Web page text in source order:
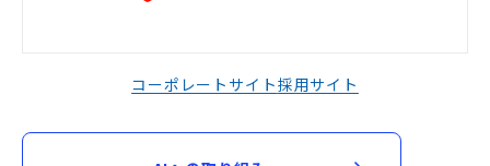
コーポレートサイト採用サイト